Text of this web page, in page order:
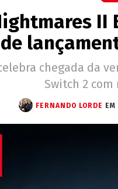
II
chegada da
Switch 2
FERNANDO LORDE